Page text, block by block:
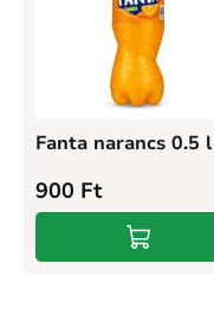
Fanta narancs 0.5 l
900 Ft